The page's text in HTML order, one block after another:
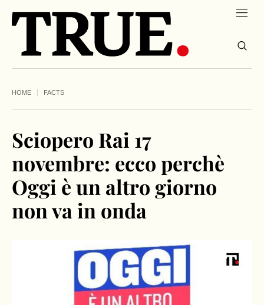
HOME FACTS
Sciopero Rai 17
novembre: ecco perchè
Oggi è un altro giorno
non va in onda